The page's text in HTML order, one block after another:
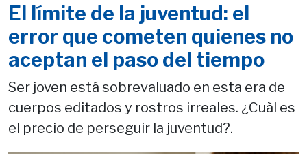
El límite de la juventud: el
error que cometen quienes no
aceptan el paso del tiempo
Ser joven está sobrevaluado en esta era de
cuerpos editados y rostros irreales. ¿Cuàl es
el precio de perseguir la juventud?.